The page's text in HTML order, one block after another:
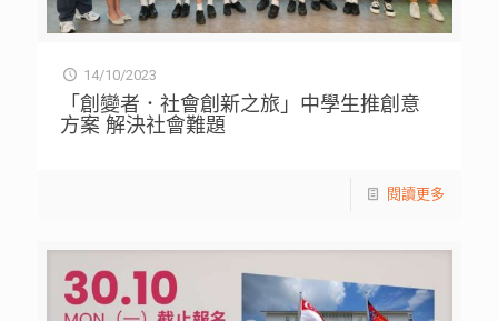
14/10/2023
「創變者．社會創新之旅」中學生推創意
方案 解決社會難題
閱讀更多